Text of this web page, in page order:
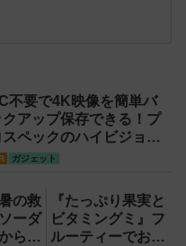
不要で4K映像を簡単バ
クアップ保存できる！プ
スペックのハイビジョン
コーダー『HVE705-
ガジェット
の救
ーダ
ら
『たっぷり果実と
ビタミングミ』フ
ルーティーでおい